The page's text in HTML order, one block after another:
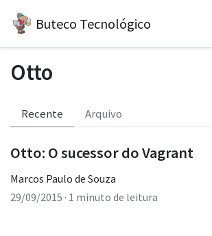
Buteco Tecnológico
Otto
Recente Arquivo
Otto: O sucessor do Vagrant
Marcos Paulo de Souza
29/09/2015 · 1 minuto de leitura